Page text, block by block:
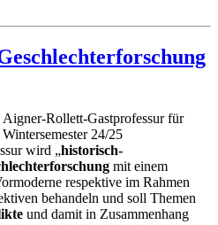
Rollett-Gastprofessur für
24/25
wird „historisch-
mit einem
respektive im Rahmen
behandeln und soll Themen
und damit in Zusammenhang